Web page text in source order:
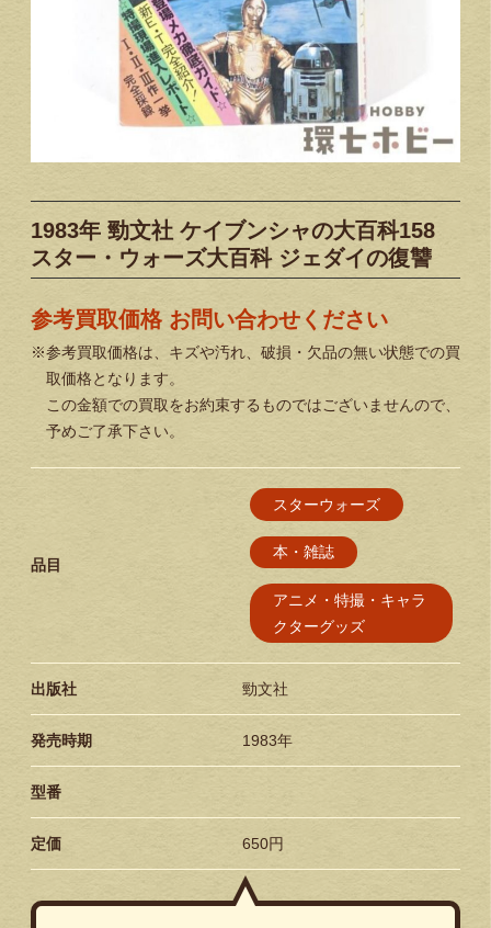
1983年 勁文社 ケイブンシャの大百科158
スター・ウォーズ大百科 ジェダイの復讐
参考買取価格 お問い合わせください
※参考買取価格は、キズや汚れ、破損・欠品の無い状態での買
取価格となります。
この金額での買取をお約束するものではございませんので、
予めご了承下さい。
品目
スターウォーズ
本・雑誌
アニメ・特撮・キャラ
クターグッズ
出版社 勁文社
発売時期 1983年
型番
定価 650円